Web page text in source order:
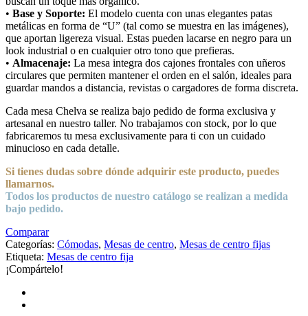
• Base y Soporte: El modelo cuenta con unas elegantes patas
metálicas en forma de “U” (tal como se muestra en las imágenes),
que aportan ligereza visual. Estas pueden lacarse en negro para un
look industrial o en cualquier otro tono que prefieras.
• Almacenaje: La mesa integra dos cajones frontales con uñeros
circulares que permiten mantener el orden en el salón, ideales para
guardar mandos a distancia, revistas o cargadores de forma discreta.
Cada mesa Chelva se realiza bajo pedido de forma exclusiva y
artesanal en nuestro taller. No trabajamos con stock, por lo que
fabricaremos tu mesa exclusivamente para ti con un cuidado
minucioso en cada detalle.
Si tienes dudas sobre dónde adquirir este producto, puedes
llamarnos.
Todos los productos de nuestro catálogo se realizan a medida
bajo pedido.
Comparar
Categorías: Cómodas, Mesas de centro, Mesas de centro fijas
Etiqueta: Mesas de centro fija
¡Compártelo!